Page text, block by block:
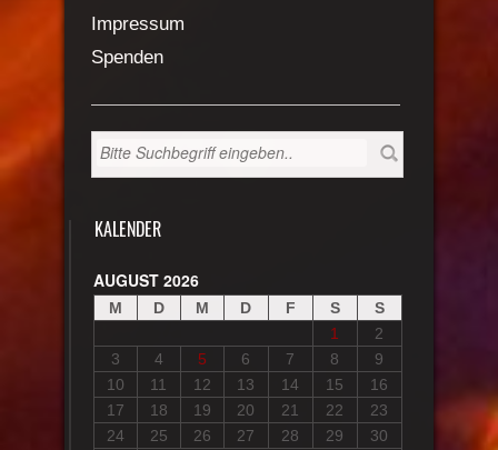
Impressum
Spenden
KALENDER
AUGUST 2026
M D M D F S
S
1
2
3
4 5 6 7 8
9
10
11 12 13 14 15
16
17
18 19 20 21 22
23
24
25 26 27 28 29
30